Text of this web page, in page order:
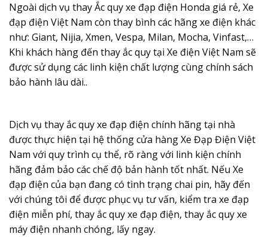
Ngoài dịch vụ thay Ắc quy xe đạp điện Honda giá rẻ, Xe
đạp điện Việt Nam còn thay bình các hãng xe điện khác
như: Giant, Nijia, Xmen, Vespa, Milan, Mocha, Vinfast,…
Khi khách hàng đến thay ắc quy tại Xe điện Việt Nam sẽ
được sử dụng các linh kiện chất lượng cùng chính sách
bảo hành lâu dài..
Dịch vụ thay ắc quy xe đạp điện chính hãng tại nhà
được thực hiện tại hệ thống cửa hàng Xe Đạp Điện Việt
Nam với quy trình cụ thể, rõ ràng với linh kiện chính
hãng đảm bảo các chế độ bản hành tốt nhất. Nếu Xe
đạp điện của bạn đang có tình trạng chai pin, hãy đến
với chúng tôi để được phục vụ tư vấn, kiểm tra xe đạp
điện miễn phí, thay ắc quy xe đạp điện, thay ắc quy xe
máy điện nhanh chóng, lấy ngay.